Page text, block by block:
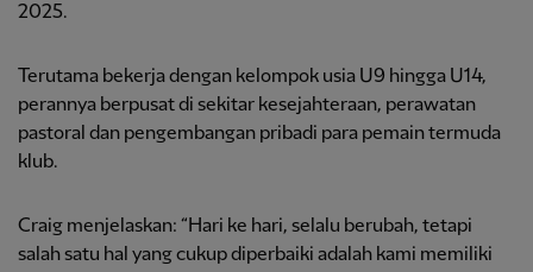
2025.
Terutama bekerja dengan kelompok usia U9 hingga U14,
perannya berpusat di sekitar kesejahteraan, perawatan
pastoral dan pengembangan pribadi para pemain termuda
klub.
Craig menjelaskan: “Hari ke hari, selalu berubah, tetapi
salah satu hal yang cukup diperbaiki adalah kami memiliki